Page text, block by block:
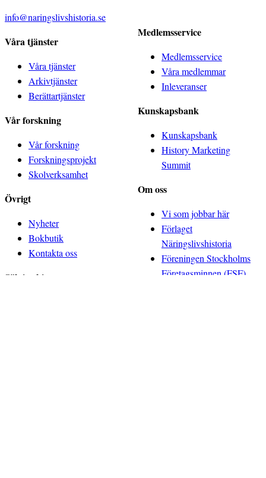
info@naringslivshistoria.se
Våra tjänster
Våra tjänster
Arkivtjänster
Berättartjänster
Vår forskning
Vår forskning
Forskningsprojekt
Skolverksamhet
Övrigt
Nyheter
Bokbutik
Kontakta oss
Sök i arkiven
Medlemsservice
Medlemsservice
Våra medlemmar
Inleveranser
Kunskapsbank
Kunskapsbank
History Marketing
Summit
Om oss
Vi som jobbar här
Förlaget
Näringslivshistoria
Föreningen Stockholms
Företagsminnen (FSF)